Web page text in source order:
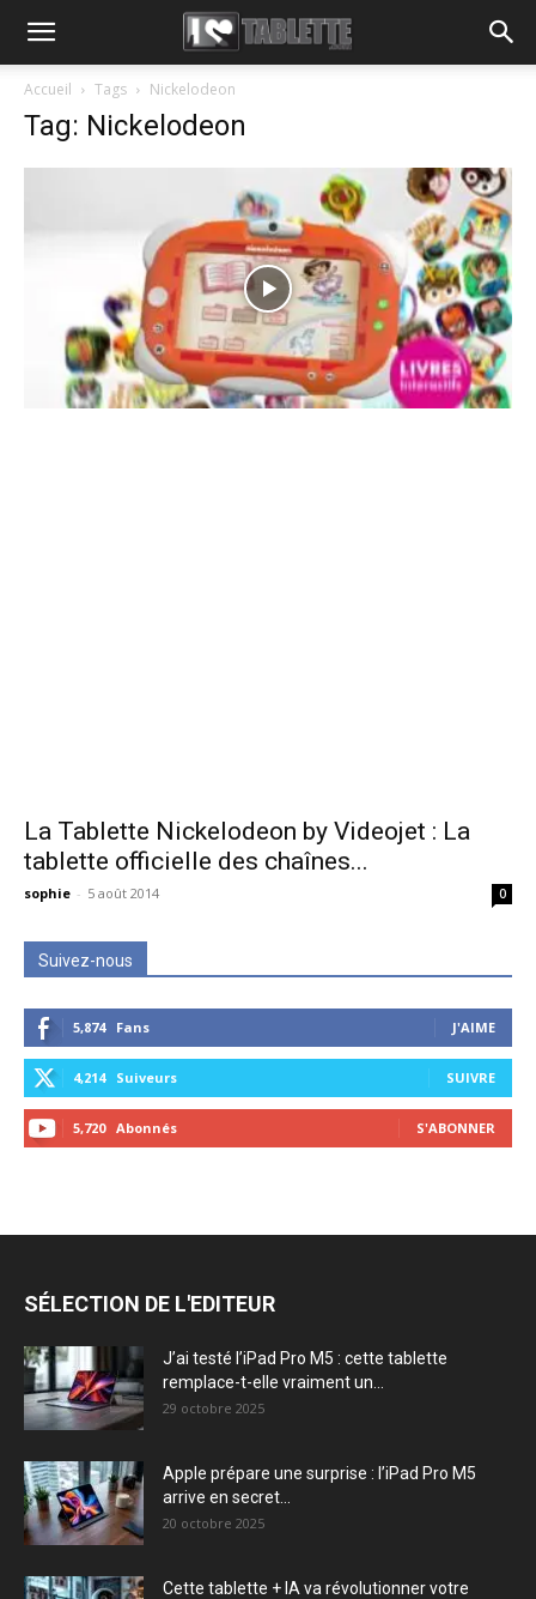
Accueil Tags Nickelodeon
Tag: Nickelodeon
La Tablette Nickelodeon by Videojet : La
tablette officielle des chaînes...
sophie - 5 août 2014 0
Suivez-nous
5,874 Fans J'AIME
4,214 Suiveurs SUIVRE
5,720 Abonnés S'ABONNER
SÉLECTION DE L'EDITEUR
J’ai testé l’iPad Pro M5 : cette tablette
remplace-t-elle vraiment un...
29 octobre 2025
Apple prépare une surprise : l’iPad Pro M5
arrive en secret...
20 octobre 2025
Cette tablette + IA va révolutionner votre